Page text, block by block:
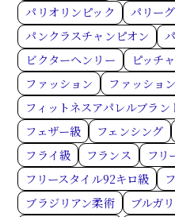
パリオリンピック
パリーグ
パンクラスチャンピオン
ビクターヘンリー
ピッチ
ファッション
ファッショ
フィットネスアパレルブラン
フェザー級
フェンシング
フライ級
フランス
フリ
フリースタイル92キロ級
ブラジリアン柔術
ブルガ